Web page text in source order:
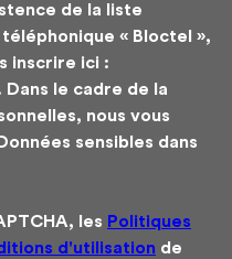
de la liste
« Bloctel »,
inscrire ici :
Dans le cadre de la
nous vous
sensibles dans
les Politiques
d'utilisation de